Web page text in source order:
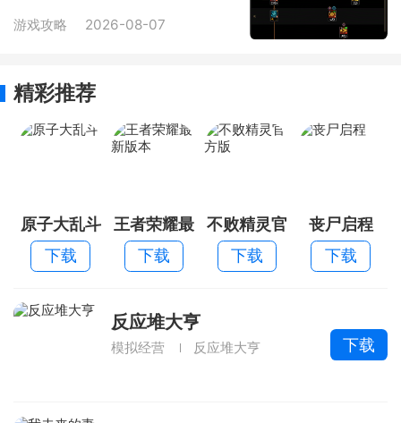
游戏攻略 2026-08-07
精彩推荐
原子大乱斗
下载
王者荣耀最
新版本
下载
不败精灵官
方版
下载
丧尸启程
下载
反应堆大亨
模拟经营 反应堆大亨 下载